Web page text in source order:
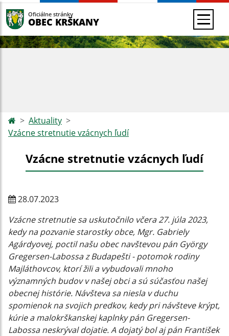
Oficiálne stránky
OBEC KRŠKANY
Aktuality
Vzácne stretnutie vzácnych ľudí
Vzácne stretnutie vzácnych ľudí
28.07.2023
Vzácne stretnutie sa uskutočnilo včera 27. júla 2023,
kedy na pozvanie starostky obce, Mgr. Gabriely
Agárdyovej, poctil našu obec navštevou pán György
Gregersen-Labossa z Budapešti - potomok rodiny
Majláthovcov, ktorí žili a vybudovali mnoho
významných budov v našej obci a sú súčasťou našej
obecnej histórie. Návšteva sa niesla v duchu
spomienok na svojich predkov, kedy pri návšteve krýpt,
kúrie a malokrškanskej kaplnky pán Gregersen-
Labossa neskrýval dojatie. A dojatý bol aj pán František